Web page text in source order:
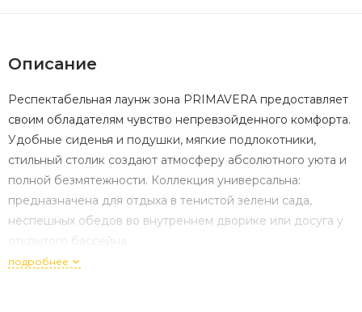
Описание
Респектабельная лаунж зона PRIMAVERA предоставляет
своим обладателям чувство непревзойденного комфорта.
Удобные сиденья и подушки, мягкие подлокотники,
стильный столик создают атмосферу абсолютного уюта и
полной безмятежности. Коллекция универсальна:
предназначена для отдыха в тенистой зелени сада,
неспешных обедов во внутреннем дворике или досуга у
открытого бассейна.
подробнее